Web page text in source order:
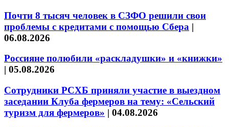
Почти 8 тысяч человек в СЗФО решили свои
проблемы с кредитами с помощью Сбера |
06.08.2026
Россияне полюбили «раскладушки» и «книжки»
| 05.08.2026
Сотрудники РСХБ приняли участие в выездном
заседании Клуба фермеров на тему: «Сельский
туризм для фермеров» | 04.08.2026